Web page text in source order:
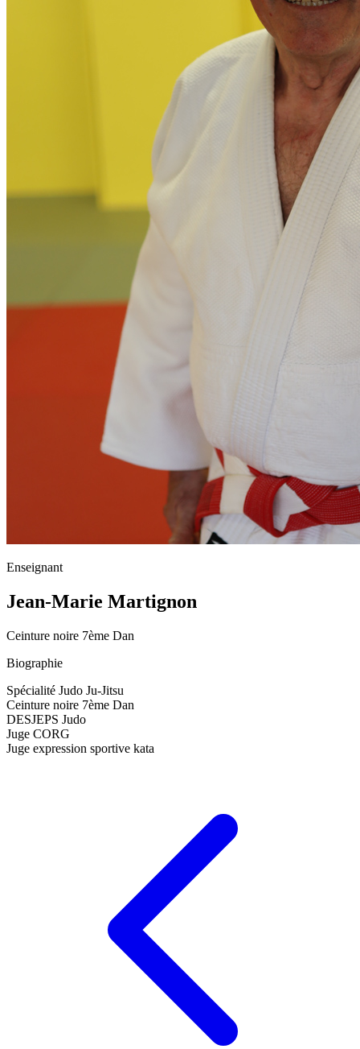
Enseignant
Jean-Marie Martignon
Ceinture noire 7ème Dan
Biographie
Spécialité Judo Ju-Jitsu
Ceinture noire 7ème Dan
DESJEPS Judo
Juge CORG
Juge expression sportive kata